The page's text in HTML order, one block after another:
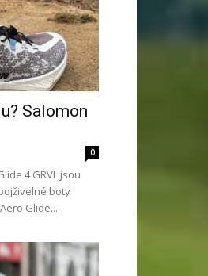
Salomon
0
4 GRVL jsou
boty
Glide...